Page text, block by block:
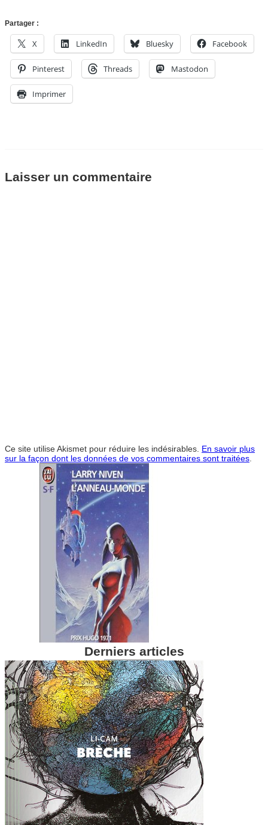
Partager :
X LinkedIn Bluesky Facebook
Pinterest Threads Mastodon
Imprimer
Laisser un commentaire
Ce site utilise Akismet pour réduire les indésirables. En savoir plus
sur la façon dont les données de vos commentaires sont traitées
Derniers articles